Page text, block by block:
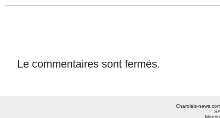
Le commentaires sont fermés.
Charolais-